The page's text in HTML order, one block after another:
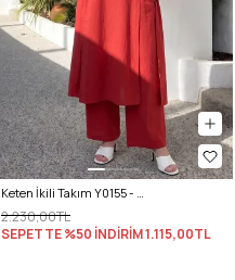
Keten İkili Takım Y0155 - KIRMIZI
2.230,00TL
SEPETTE %50 İNDİRİM1.115,00TL